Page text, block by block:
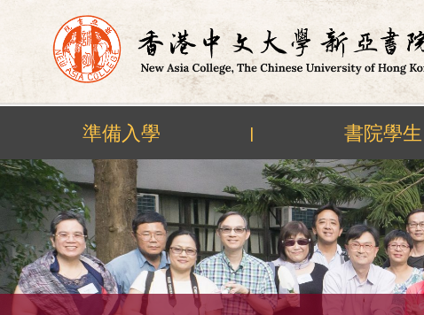
Skip
to
content
準備入學 | 書院學生